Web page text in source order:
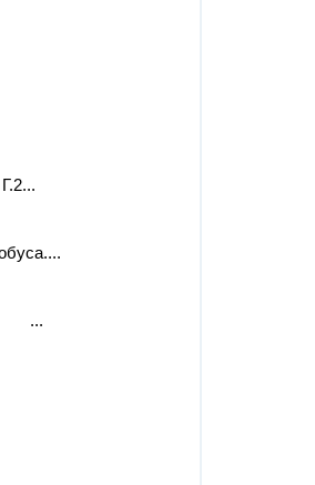
...